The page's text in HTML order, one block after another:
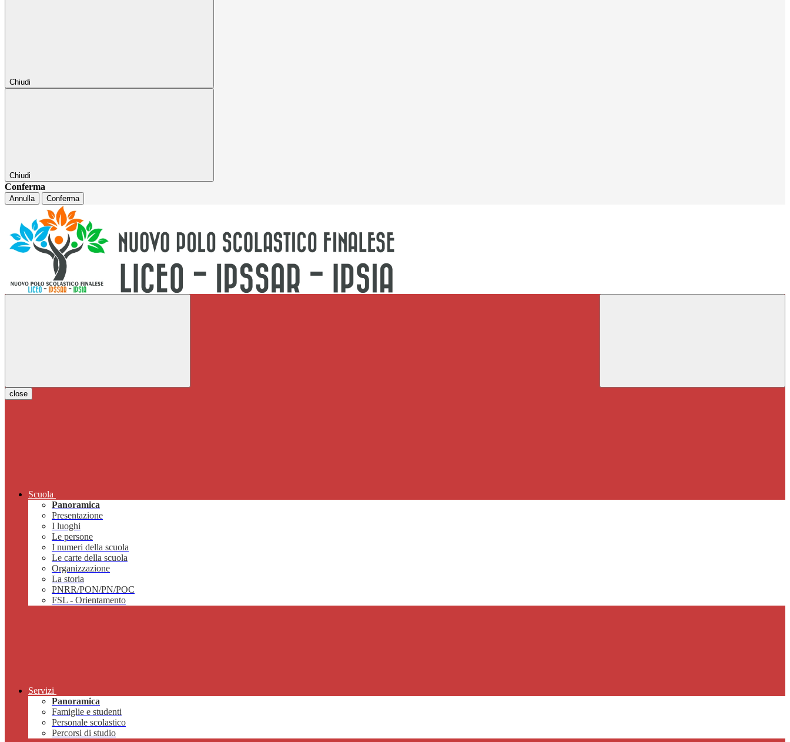
Chiudi
Chiudi
Conferma
Annulla Conferma
close
Scuola
Panoramica
Presentazione
I luoghi
Le persone
I numeri della scuola
Le carte della scuola
Organizzazione
La storia
PNRR/PON/PN/POC
FSL - Orientamento
Servizi
Panoramica
Famiglie e studenti
Personale scolastico
Percorsi di studio